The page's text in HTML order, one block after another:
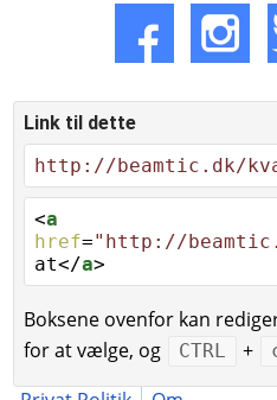
Link til dette
http://beamtic.dk/
<a
href="http://
at</a>
Boksene ovenfor kan
for at vælge, og CTRL +